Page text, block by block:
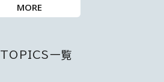
MORE
TOPICS一覧